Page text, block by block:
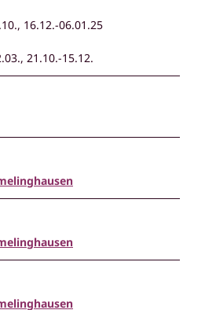
16.12.-06.01.25
21.10.-15.12.